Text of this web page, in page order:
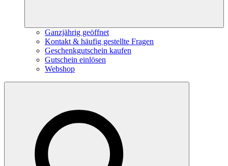
Ganzjährig geöffnet
Kontakt & häufig gestellte Fragen
Geschenkgutschein kaufen
Gutschein einlösen
Webshop